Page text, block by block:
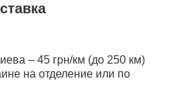
– 45 грн/км (до 250 км)
на отделение или по